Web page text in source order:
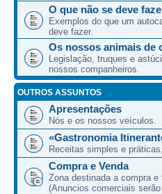
O que não se deve
Exemplos do que um
deve fazer.
Os nossos animais de
Legislação, truques e
nossos companheiros.
OUTROS ASSUNTOS
Apresentações
Nós e os nossos veículos.
«Gastronomia
Receitas simples e
Compra e Venda
Zona destinada a compra
(Anuncios comerciais